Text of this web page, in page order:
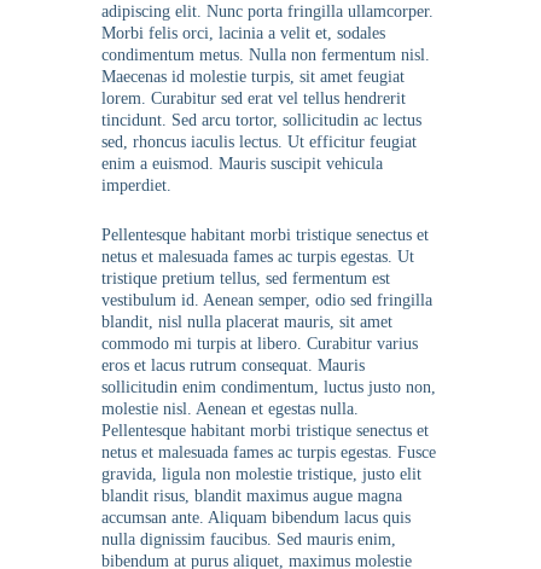
adipiscing elit. Nunc porta fringilla ullamcorper.
Morbi felis orci, lacinia a velit et, sodales
condimentum metus. Nulla non fermentum nisl.
Maecenas id molestie turpis, sit amet feugiat
lorem. Curabitur sed erat vel tellus hendrerit
tincidunt. Sed arcu tortor, sollicitudin ac lectus
sed, rhoncus iaculis lectus. Ut efficitur feugiat
enim a euismod. Mauris suscipit vehicula
imperdiet.
Pellentesque habitant morbi tristique senectus et
netus et malesuada fames ac turpis egestas. Ut
tristique pretium tellus, sed fermentum est
vestibulum id. Aenean semper, odio sed fringilla
blandit, nisl nulla placerat mauris, sit amet
commodo mi turpis at libero. Curabitur varius
eros et lacus rutrum consequat. Mauris
sollicitudin enim condimentum, luctus justo non,
molestie nisl. Aenean et egestas nulla.
Pellentesque habitant morbi tristique senectus et
netus et malesuada fames ac turpis egestas. Fusce
gravida, ligula non molestie tristique, justo elit
blandit risus, blandit maximus augue magna
accumsan ante. Aliquam bibendum lacus quis
nulla dignissim faucibus. Sed mauris enim,
bibendum at purus aliquet, maximus molestie